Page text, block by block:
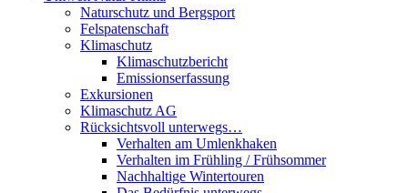
Naturschutz und Bergsport
Felspatenschaft
Klimaschutz
Klimaschutzbericht
Emissionserfassung
Exkursionen
Klimaschutz AG
Rücksichtsvoll unterwegs…
Verhalten am Umlenkhaken
Verhalten im Frühling / Frühsommer
Nachhaltige Wintertouren